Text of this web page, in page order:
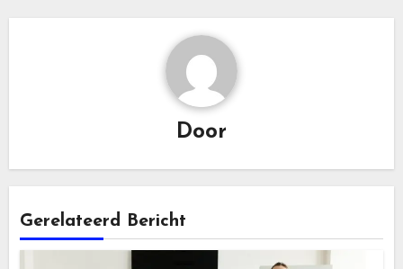
Door
Gerelateerd Bericht